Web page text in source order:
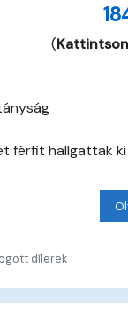
(
férfit hallgattak
dílerek